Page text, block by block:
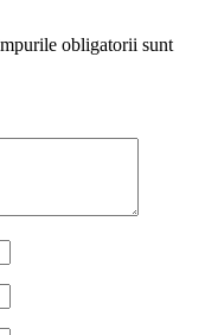
obligatorii sunt